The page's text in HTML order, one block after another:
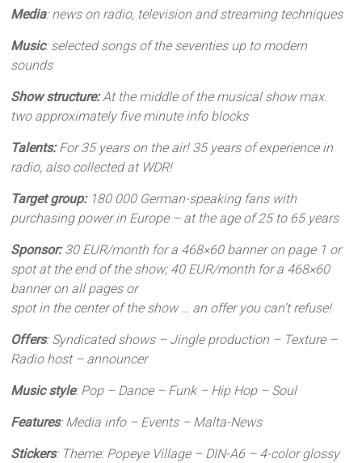
Media: news on radio, television and streaming techniques
Music: selected songs of the seventies up to modern
sounds
Show structure:At the middle of the musical show max.
two approximately five minute info blocks
Talents:For 35 years on the air! 35 years of experience in
radio, also collected at WDR!
Target group: 180 000 German-speaking fans with
purchasing power in Europe – at the age of 25 to 65 years
Sponsor:30 EUR/month for a 468×60 banner on page 1 or
spot at the end of the show; 40 EUR/month for a 468×60
banner on all pages or
spot in the center of the show … an offer you can’t refuse!
Offers: Syndicated shows – Jingle production – Texture –
Radio host – announcer
Music style: Pop – Dance – Funk – Hip Hop – Soul
Features: Media info – Events – Malta-News
Stickers: Theme: Popeye Village – DIN-A6 – 4-color glossy